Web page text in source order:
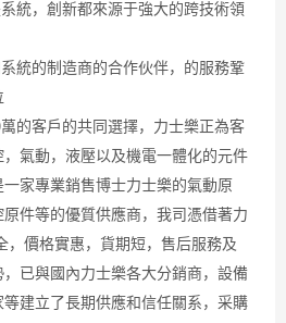
統，創新都來源于強大的跨技術領
統的制造商的合作伙伴，的服務鞏
的客戶的共同選擇，力士樂正為客
氣動，液壓以及機電一體化的元件
家專業銷售博士力士樂的氣動原
件等的優質供應商，我司憑借著力
，價格實惠，貨期短，售后服務及
，已與國內力士樂各大分銷商，設備
建立了長期供應和信任關系，采購